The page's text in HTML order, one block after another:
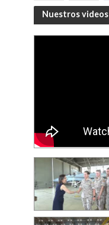
Nuestros videos